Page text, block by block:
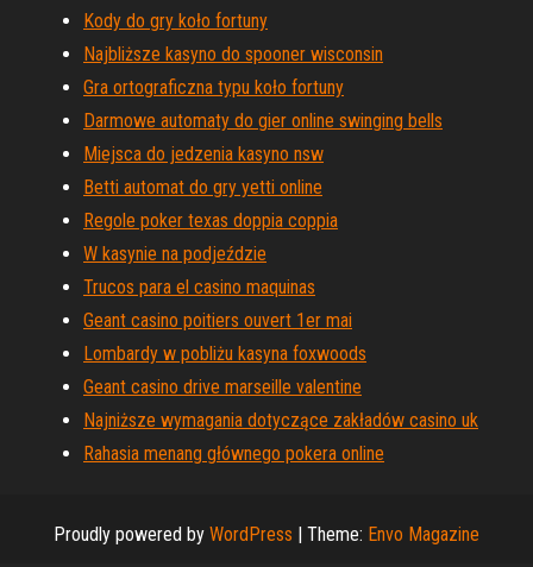
Kody do gry koło fortuny
Najbliższe kasyno do spooner wisconsin
Gra ortograficzna typu koło fortuny
Darmowe automaty do gier online swinging bells
Miejsca do jedzenia kasyno nsw
Betti automat do gry yetti online
Regole poker texas doppia coppia
W kasynie na podjeździe
Trucos para el casino maquinas
Geant casino poitiers ouvert 1er mai
Lombardy w pobliżu kasyna foxwoods
Geant casino drive marseille valentine
Najniższe wymagania dotyczące zakładów casino uk
Rahasia menang głównego pokera online
Proudly powered by WordPress | Theme: Envo Magazine